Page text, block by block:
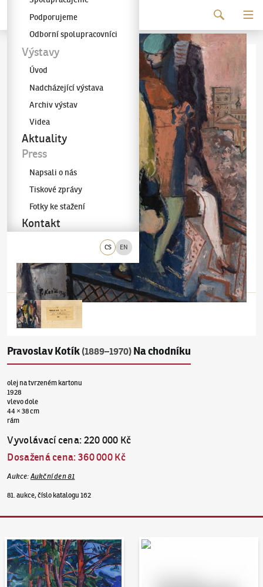
Galerie KODL
CS EN
Podporujeme
Odborní spolupracovníci
Výstavy
Úvod
Nadcházející výstava
Archiv výstav
Videa
Aktuality
Press
Napsali o nás
Tiskové zprávy
Fotky ke stažení
Kontakt
Pravoslav Kotík (1889–1970) Na chodníku
olej na tvrzeném kartonu
1928
vlevo dole
44 × 38 cm
rám
Vyvolávací cena:220 000 Kč
Dosažená cena:360 000 Kč
Aukce: Aukční den 81
81. aukce, číslo katalogu 162
Aukční den 95 Dražit online - Artslimit